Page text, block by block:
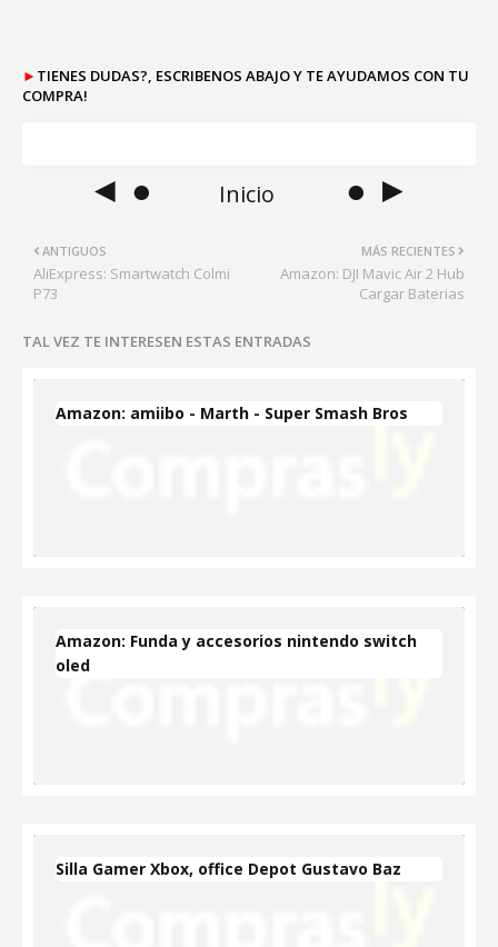
► TIENES DUDAS?, ESCRIBENOS ABAJO Y TE AYUDAMOS CON TU
COMPRA!
◄ ● Inicio ● ►
MÁS RECIENTES
Amazon: DJI Mavic Air 2 Hub
Cargar Baterias
ANTIGUOS
AliExpress: Smartwatch Colmi
P73
TAL VEZ TE INTERESEN ESTAS ENTRADAS
Amazon: amiibo - Marth - Super Smash Bros
Amazon: Funda y accesorios nintendo switch
oled
Silla Gamer Xbox, office Depot Gustavo Baz